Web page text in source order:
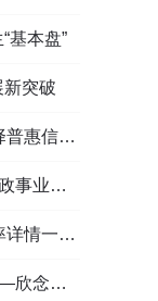
基本盘”
新突破
贷服务
展综述
文看懂
传承路